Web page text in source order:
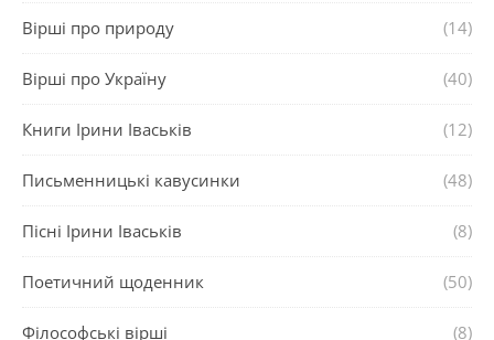
Вірші про природу (14)
Вірші про Україну (40)
Книги Ірини Іваськів (12)
Письменницькі кавусинки (48)
Пісні Ірини Іваськів (8)
Поетичний щоденник (50)
Філософські вірші (8)